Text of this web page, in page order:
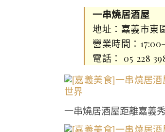
一串燒居酒屋
地址：嘉義市東
營業時間：
電話： 05 228
一串燒居酒屋距離嘉義